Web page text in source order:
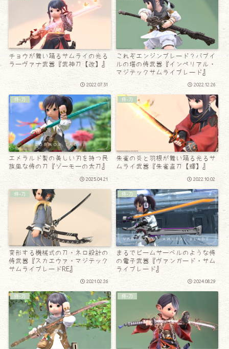
チョウが舞い踊るサムライの光る
ラーヴァナ武器『武神刀【改】』
2022.07.31
これぞエンジンブレード？バブイ
ルの塔の侍武器『インペリアル・
マジテックサムライブレード』
2022.12.26
侍-刀
エメラルド製の美しい刃を持つ民
族風な侍の刀『ゾーモーの太刀』
2025.04.21
侍-刀
朱雀の炎と羽根が舞い踊る光るサ
ムライ武器『朱雀直刀【輝】』
2022.10.02
侍-刀
変形する機械式の刀・ネロ設計の
侍武器『スカエウァ・マジテック
サムライブレードRE』
2021.02.26
侍-刀
まるでビームサーベルのような侍
の電子武器『ヴァンガード・サム
ライブレード』
2024.08.29
侍-刀 侍-刀